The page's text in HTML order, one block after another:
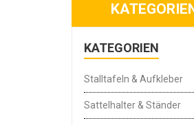
KATEGORIEN
Stalltafeln & Aufkleber
Sattelhalter & Ständer